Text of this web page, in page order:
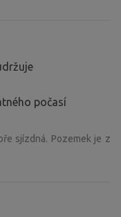
počasí
sjízdná. Pozemek je z